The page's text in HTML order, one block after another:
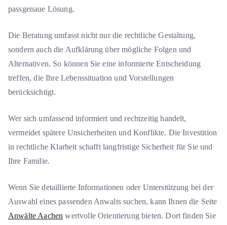
passgenaue Lösung.
Die Beratung umfasst nicht nur die rechtliche Gestaltung,
sondern auch die Aufklärung über mögliche Folgen und
Alternativen. So können Sie eine informierte Entscheidung
treffen, die Ihre Lebenssituation und Vorstellungen
berücksichtigt.
Wer sich umfassend informiert und rechtzeitig handelt,
vermeidet spätere Unsicherheiten und Konflikte. Die Investition
in rechtliche Klarheit schafft langfristige Sicherheit für Sie und
Ihre Familie.
Wenn Sie detaillierte Informationen oder Unterstützung bei der
Auswahl eines passenden Anwalts suchen, kann Ihnen die Seite
Anwälte Aachen wertvolle Orientierung bieten. Dort finden Sie